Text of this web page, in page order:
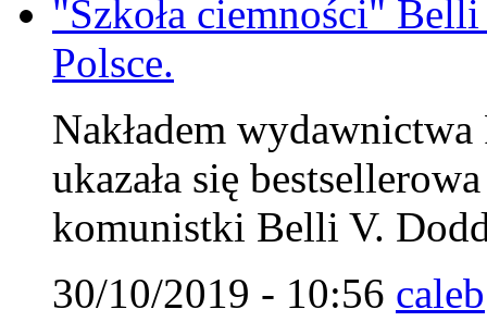
"Szkoła ciemności"
Polsce.
Nakładem
ukazała się
komunistki Belli V.
30/10/2019 - 10:56 caleb